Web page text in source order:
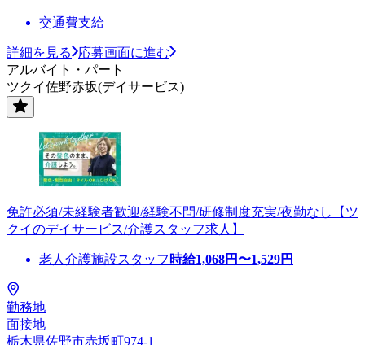
交通費支給
詳細を見る
応募画面に進む
アルバイト・パート
ツクイ佐野赤坂(デイサービス)
免許必須/未経験者歓迎/経験不問/研修制度充実/夜勤なし【ツ
クイのデイサービス/介護スタッフ求人】
老人介護施設スタッフ 時給1,068円〜1,529円
勤務地
面接地
栃木県佐野市赤坂町974-1